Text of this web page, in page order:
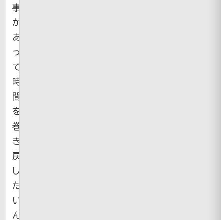
事
が
あ
っ
て
時
間
を
巻
き
戻
し
た
い
ん